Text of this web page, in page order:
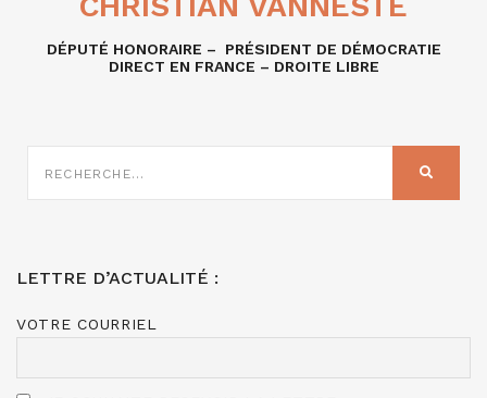
DÉPUTÉ HONORAIRE – PRÉSIDENT DE DÉMOCRATIE
DIRECT EN FRANCE – DROITE LIBRE
SUR
LETTRE D’ACTUALITÉ :
VOTRE COURRIEL